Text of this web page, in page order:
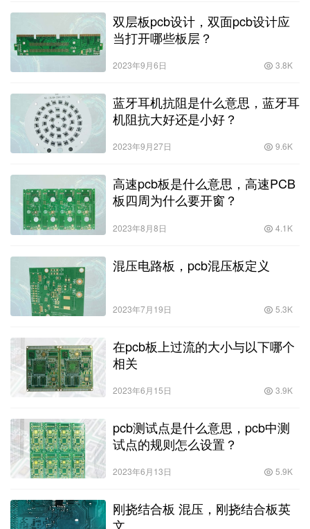
双层板pcb设计，双面pcb设计应
当打开哪些板层？
2023年9月6日 3.8K
蓝牙耳机抗阻是什么意思，蓝牙耳
机阻抗大好还是小好？
2023年9月27日 9.6K
高速pcb板是什么意思，高速PCB
板四周为什么要开窗？
2023年8月8日 4.1K
混压电路板，pcb混压板定义
2023年7月19日 5.3K
在pcb板上过流的大小与以下哪个
相关
2023年6月15日 3.9K
pcb测试点是什么意思，pcb中测
试点的规则怎么设置？
2023年6月13日 5.9K
刚挠结合板 混压，刚挠结合板英
文